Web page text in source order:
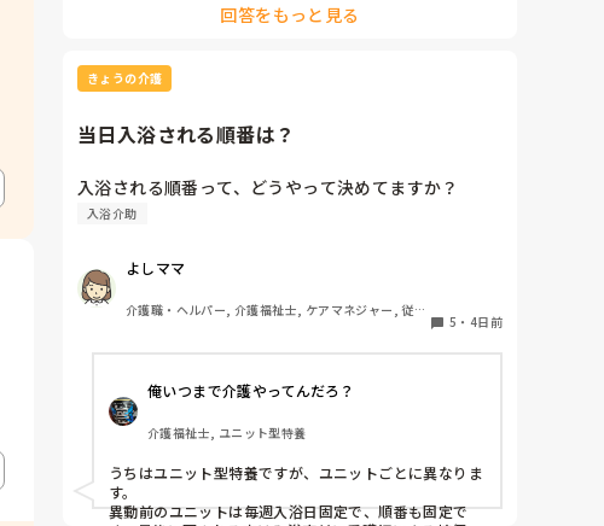
回答をもっと見る
きょうの介護
当日入浴される順番は？
入浴される順番って、どうやって決めてますか？
入浴介助
よしママ
介護職・ヘルパー, 介護福祉士, ケアマネジャー, 従来
5 ・ 4日前
俺いつまで介護やってんだろ？
介護福祉士, ユニット型特養
うちはユニット型特養ですが、ユニットごとに異なりま
す。
異動前のユニットは毎週入浴日固定で、順番も固定で